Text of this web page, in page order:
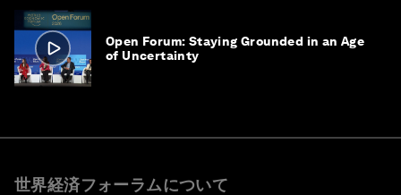
Open Forum: Staying Grounded in an Age
of Uncertainty
世界経済フォーラムについて